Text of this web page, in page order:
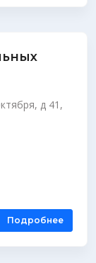
д 41,
Подробнее